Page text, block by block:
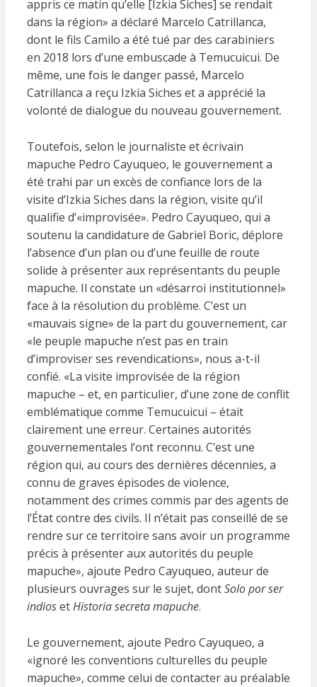
appris ce matin qu’elle [Izkia Siches] se rendait
dans la région» a déclaré Marcelo Catrillanca,
dont le fils Camilo a été tué par des carabiniers
en 2018 lors d’une embuscade à Temucuicui. De
même, une fois le danger passé, Marcelo
Catrillanca a reçu Izkia Siches et a apprécié la
volonté de dialogue du nouveau gouvernement.
Toutefois, selon le journaliste et écrivain
mapuche Pedro Cayuqueo, le gouvernement a
été trahi par un excès de confiance lors de la
visite d’Izkia Siches dans la région, visite qu’il
qualifie d’«improvisée». Pedro Cayuqueo, qui a
soutenu la candidature de Gabriel Boric, déplore
l’absence d’un plan ou d’une feuille de route
solide à présenter aux représentants du peuple
mapuche. Il constate un «désarroi institutionnel»
face à la résolution du problème. C’est un
«mauvais signe» de la part du gouvernement, car
«le peuple mapuche n’est pas en train
d’improviser ses revendications», nous a-t-il
confié. «La visite improvisée de la région
mapuche – et, en particulier, d’une zone de conflit
emblématique comme Temucuicui – était
clairement une erreur. Certaines autorités
gouvernementales l’ont reconnu. C’est une
région qui, au cours des dernières décennies, a
connu de graves épisodes de violence,
notamment des crimes commis par des agents de
l’État contre des civils. Il n’était pas conseillé de se
rendre sur ce territoire sans avoir un programme
précis à présenter aux autorités du peuple
mapuche», ajoute Pedro Cayuqueo, auteur de
plusieurs ouvrages sur le sujet, dontSolo por ser
indiosetHistoria secreta mapuche.
Le gouvernement, ajoute Pedro Cayuqueo, a
«ignoré les conventions culturelles du peuple
mapuche», comme celui de contacter au préalable